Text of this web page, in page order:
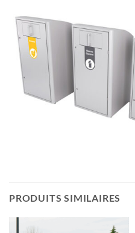
PRODUITS SIMILAIRES